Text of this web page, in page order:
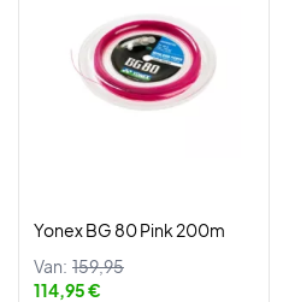
Yonex BG 80 Pink 200m
Van: 159,95
114,95 €